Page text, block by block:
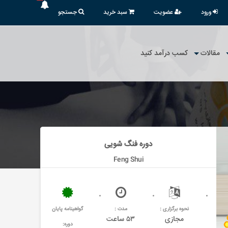
ورود عضویت سبد خرید جستجو
مقالات کسب درآمد کنید
دوره فنگ شویی
Feng Shui
نحوه برگزاری :
مجازی
مدت :
۵۳ ساعت
گواهینامه پایان
دوره: